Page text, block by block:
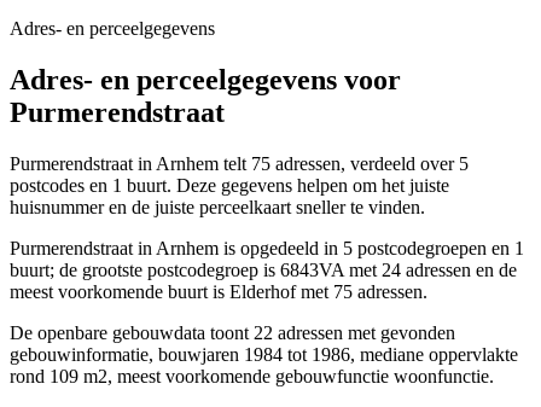
Adres- en perceelgegevens
Adres- en perceelgegevens voor
Purmerendstraat
Purmerendstraat in Arnhem telt 75 adressen, verdeeld over 5
postcodes en 1 buurt. Deze gegevens helpen om het juiste
huisnummer en de juiste perceelkaart sneller te vinden.
Purmerendstraat in Arnhem is opgedeeld in 5 postcodegroepen en 1
buurt; de grootste postcodegroep is 6843VA met 24 adressen en de
meest voorkomende buurt is Elderhof met 75 adressen.
De openbare gebouwdata toont 22 adressen met gevonden
gebouwinformatie, bouwjaren 1984 tot 1986, mediane oppervlakte
rond 109 m2, meest voorkomende gebouwfunctie woonfunctie.